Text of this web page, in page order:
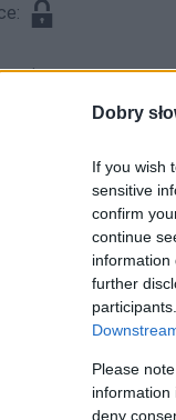
Dobry
If you wish
sensitive
confirm
continue
information
further
Please
information
deny
Horbaczach;